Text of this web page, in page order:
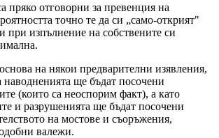
пряко отговорни за превенция на
точно те да си „само-открият"
при изпълнение на собствените си
на някои предварителни изявления,
наводненията ще бъдат посочени
(които са неоспорим факт), а като
и разрушенията ще бъдат посочени
на мостове и съоръжения,
валежи.